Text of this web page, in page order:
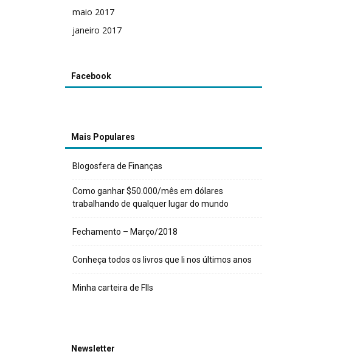
maio 2017
janeiro 2017
Facebook
Mais Populares
Blogosfera de Finanças
Como ganhar $50.000/mês em dólares
trabalhando de qualquer lugar do mundo
Fechamento – Março/2018
Conheça todos os livros que li nos últimos anos
Minha carteira de FIIs
Newsletter